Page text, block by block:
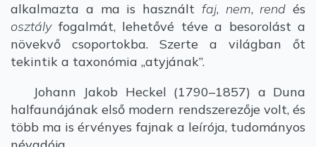
alkalmazta a ma is használt faj, nem,rend és
osztályfogalmát, lehetővé téve a besorolást a
növekvő csoportokba. Szerte a világban őt
tekintik a taxonómia „atyjának”.
Johann Jakob Heckel (1790–1857) a Duna
halfaunájának első modern rendszerezője volt, és
több ma is érvényes fajnak a leírója, tudományos